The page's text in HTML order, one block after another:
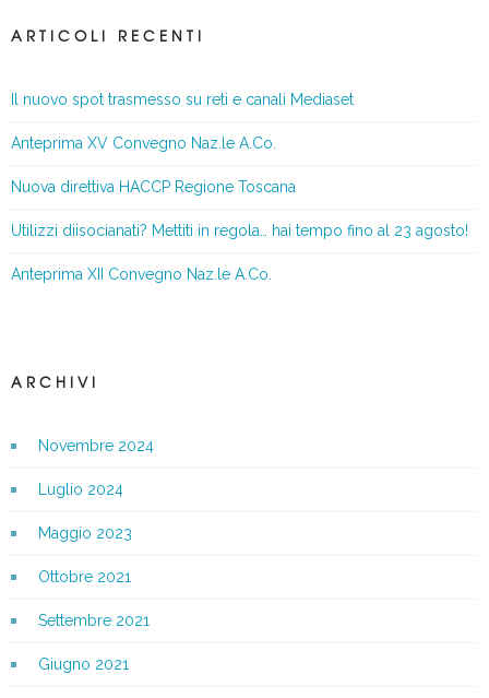
ARTICOLI RECENTI
Il nuovo spot trasmesso su reti e canali Mediaset
Anteprima XV Convegno Naz.le A.Co.
Nuova direttiva HACCP Regione Toscana
Utilizzi diisocianati? Mettiti in regola… hai tempo fino al 23 agosto!
Anteprima XII Convegno Naz.le A.Co.
ARCHIVI
Novembre 2024
Luglio 2024
Maggio 2023
Ottobre 2021
Settembre 2021
Giugno 2021